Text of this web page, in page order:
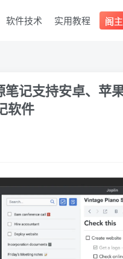
软件技术 实用教程 阁
记支持安卓、苹
软件